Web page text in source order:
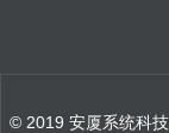
© 2019 安厦系统科